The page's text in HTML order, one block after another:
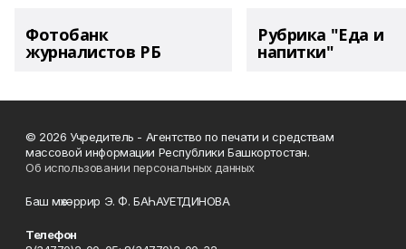
Фотобанк
журналистов РБ
Рубрика "Еда и
напитки"
© 2026 Учредитель - Агентство по печати и средствам
массовой информации Республики Башкортостан.
Об использовании персональных данных
Баш мөхәррир Э. Ф. БАҺАУЕТДИНОВА
Телефон